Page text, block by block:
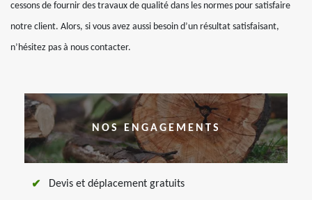
cessons de fournir des travaux de qualité dans les normes pour satisfaire
notre client. Alors, si vous avez aussi besoin d’un résultat satisfaisant,
n’hésitez pas à nous contacter.
NOS ENGAGEMENTS
Devis et déplacement gratuits